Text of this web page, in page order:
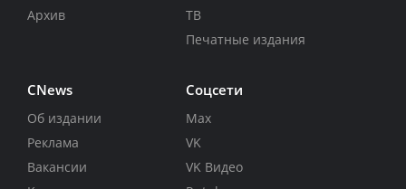
Архив
ТВ
Печатные издания
CNews
Об издании
Реклама
Вакансии
Соцсети
Max
VK
VK Видео